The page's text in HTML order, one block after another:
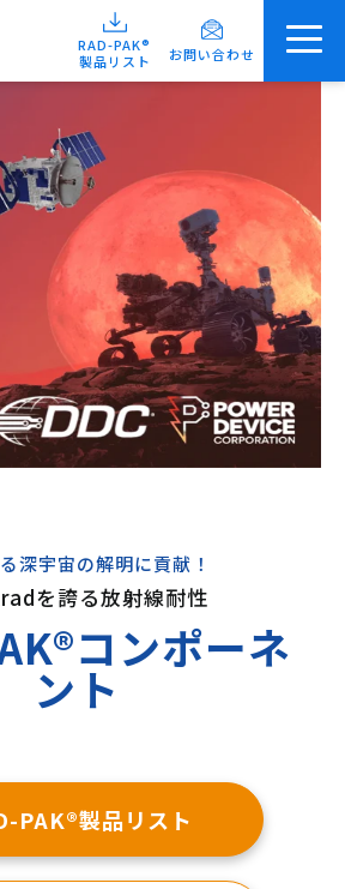
RAD-PAK®
製品リスト
お問い合わせ
深宇宙の解明に貢献！
を誇る放射線耐性
コンポーネ
ント
PAK®製品リスト